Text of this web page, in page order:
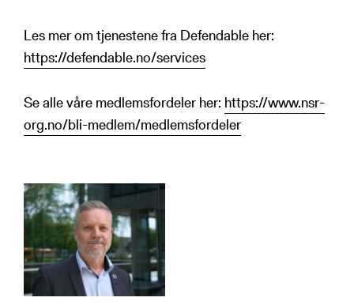
Les mer om tjenestene fra Defendable her:
https://defendable.no/services
Se alle våre medlemsfordeler her: https://www.nsr-
org.no/bli-medlem/medlemsfordeler